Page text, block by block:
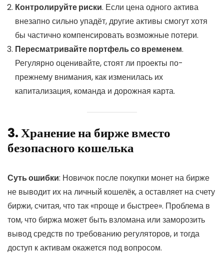
Контролируйте риски. Если цена одного актива
внезапно сильно упадёт, другие активы смогут хотя
бы частично компенсировать возможные потери.
Пересматривайте портфель со временем.
Регулярно оценивайте, стоят ли проекты по-
прежнему внимания, как изменилась их
капитализация, команда и дорожная карта.
3. Хранение на бирже вместо
безопасного кошелька
Суть ошибки: Новичок после покупки монет на бирже
не выводит их на личный кошелёк, а оставляет на счету
биржи, считая, что так «проще и быстрее». Проблема в
том, что биржа может быть взломана или заморозить
вывод средств по требованию регуляторов, и тогда
доступ к активам окажется под вопросом.